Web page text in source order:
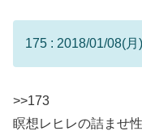
175 : 2018/01/08(
>>173
瞑想レヒレの詰ませ